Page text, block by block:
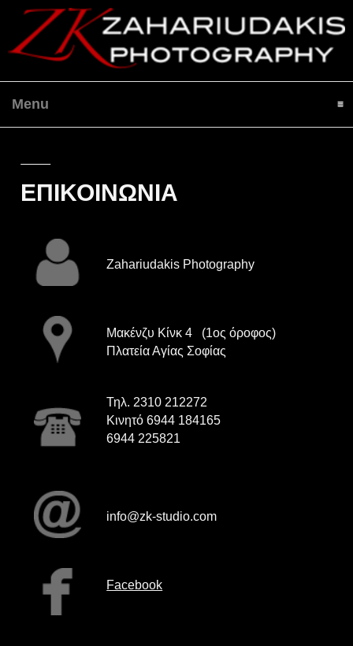
Menu
ΕΠΙΚΟΙΝΩΝΙΑ
Zahariudakis Photography
Μακένζυ Κίνκ 4 (1ος όροφος)
Πλατεία Αγίας Σοφίας
Τηλ. 2310 212272
Κινητό 6944 184165
6944 225821
info@zk-studio.com
Facebook